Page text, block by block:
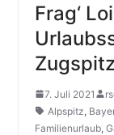
Frag‘
7. Juli 2021
Alpspitz,
Familienurlaub,